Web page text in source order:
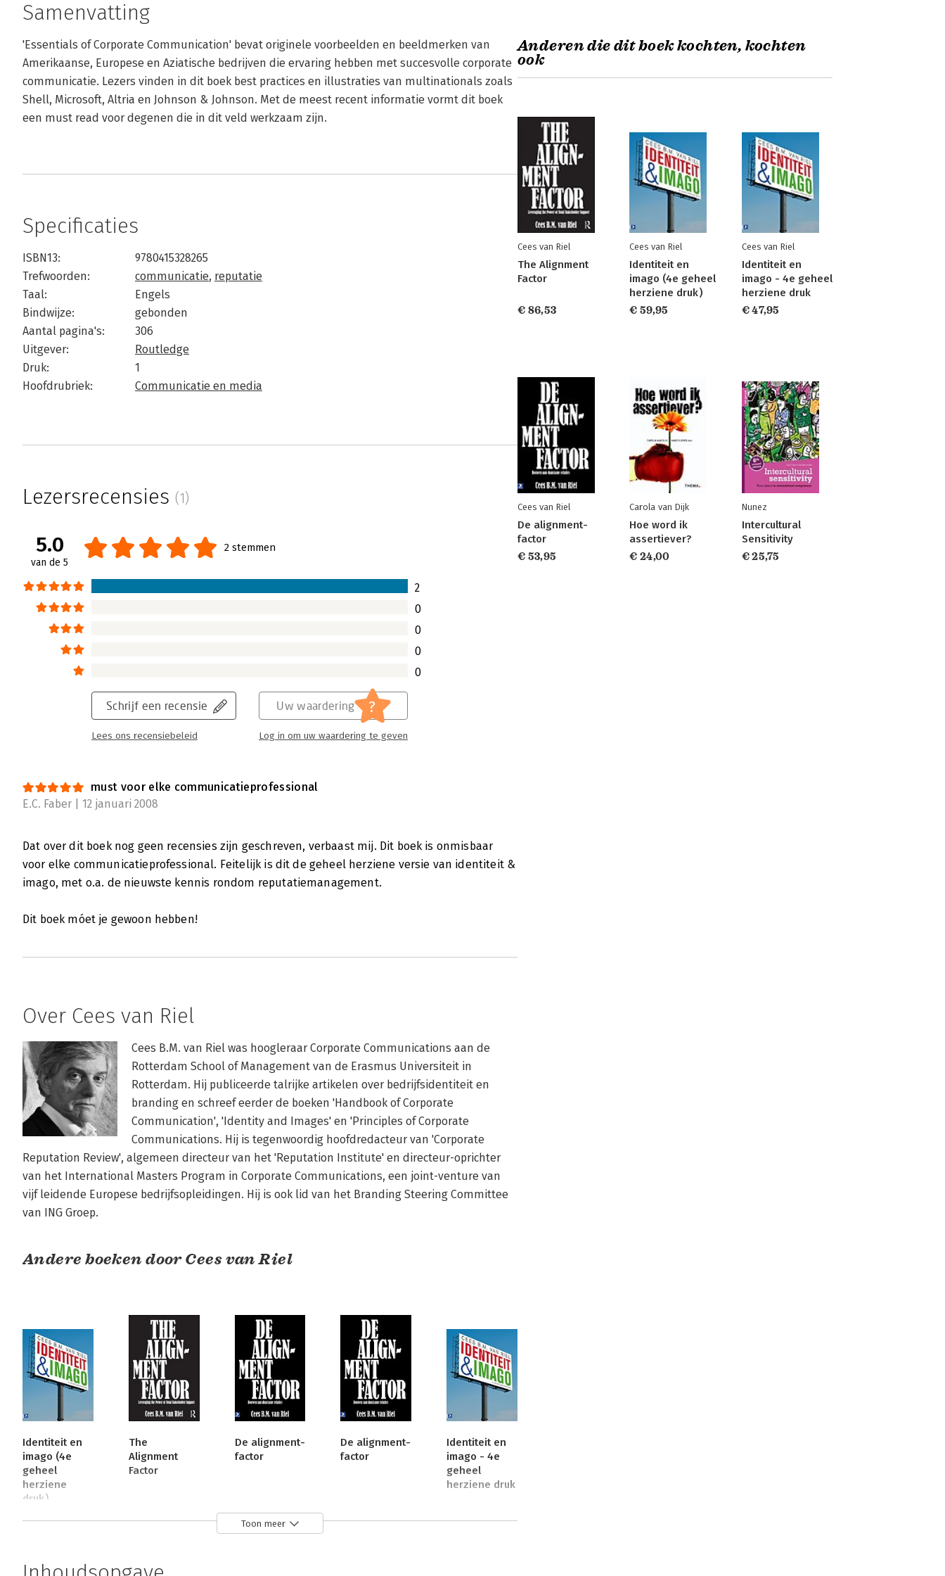
Samenvatting
'Essentials of Corporate Communication' bevat originele voorbeelden en beeldmerken van
Amerikaanse, Europese en Aziatische bedrijven die ervaring hebben met succesvolle corporate
communicatie. Lezers vinden in dit boek best practices en illustraties van multinationals zoals
Shell, Microsoft, Altria en Johnson & Johnson. Met de meest recent informatie vormt dit boek
een must read voor degenen die in dit veld werkzaam zijn.
Specificaties
ISBN13:
9780415328265
Trefwoorden:
communicatie, reputatie
Taal:
Engels
Bindwijze:
gebonden
Aantal pagina's:
306
Uitgever:
Routledge
Druk:
1
Hoofdrubriek:
Communicatie en media
Lezersrecensies (1)
5.0
van de 5
2 stemmen
2
0
0
0
0
Schrijf een recensie
Lees ons recensiebeleid
Uw waardering ?
Log in om uw waardering te geven
must voor elke communicatieprofessional
E.C. Faber | 12 januari 2008
Dat over dit boek nog geen recensies zijn geschreven, verbaast mij. Dit boek is onmisbaar
voor elke communicatieprofessional. Feitelijk is dit de geheel herziene versie van identiteit &
imago, met o.a. de nieuwste kennis rondom reputatiemanagement.
Dit boek móet je gewoon hebben!
Over Cees van Riel
Cees B.M. van Riel was hoogleraar Corporate Communications aan de
Rotterdam School of Management van de Erasmus Universiteit in
Rotterdam. Hij publiceerde talrijke artikelen over bedrijfsidentiteit en
branding en schreef eerder de boeken 'Handbook of Corporate
Communication', 'Identity and Images' en 'Principles of Corporate
Communications. Hij is tegenwoordig hoofdredacteur van 'Corporate
Reputation Review', algemeen directeur van het 'Reputation Institute' en directeur-oprichter
van het International Masters Program in Corporate Communications, een joint-venture van
vijf leidende Europese bedrijfsopleidingen. Hij is ook lid van het Branding Steering Committee
van ING Groep.
Andere boeken door Cees van Riel
Identiteit en
imago (4e
geheel
herziene
druk)
The
Alignment
Factor
De alignment-
factor
De alignment-
factor
Identiteit en
imago - 4e
geheel
herziene druk
Toon meer
Anderen die dit boek kochten, kochten
ook
Cees van Riel
The Alignment
Factor
€ 86,53
Cees van Riel
Identiteit en
imago (4e geheel
herziene druk)
€ 59,95
Cees van Riel
Identiteit en
imago - 4e geheel
herziene druk
€ 47,95
Cees van Riel
De alignment-
factor
€ 53,95
Carola van Dijk
Hoe word ik
assertiever?
€ 24,00
Nunez
Intercultural
Sensitivity
€ 25,75